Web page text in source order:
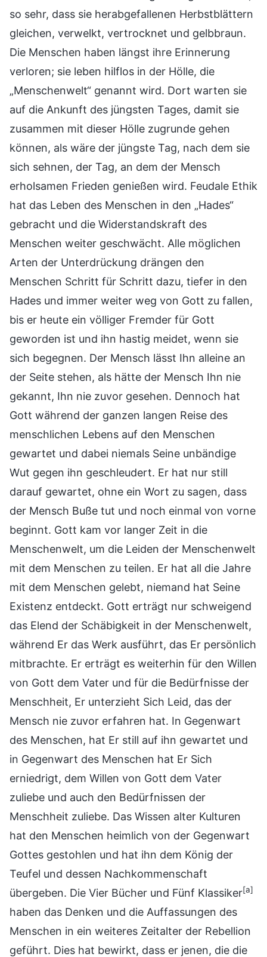
so sehr, dass sie herabgefallenen Herbstblättern
gleichen, verwelkt, vertrocknet und gelbbraun.
Die Menschen haben längst ihre Erinnerung
verloren; sie leben hilflos in der Hölle, die
„Menschenwelt“ genannt wird. Dort warten sie
auf die Ankunft des jüngsten Tages, damit sie
zusammen mit dieser Hölle zugrunde gehen
können, als wäre der jüngste Tag, nach dem sie
sich sehnen, der Tag, an dem der Mensch
erholsamen Frieden genießen wird. Feudale Ethik
hat das Leben des Menschen in den „Hades“
gebracht und die Widerstandskraft des
Menschen weiter geschwächt. Alle möglichen
Arten der Unterdrückung drängen den
Menschen Schritt für Schritt dazu, tiefer in den
Hades und immer weiter weg von Gott zu fallen,
bis er heute ein völliger Fremder für Gott
geworden ist und ihn hastig meidet, wenn sie
sich begegnen. Der Mensch lässt Ihn alleine an
der Seite stehen, als hätte der Mensch Ihn nie
gekannt, Ihn nie zuvor gesehen. Dennoch hat
Gott während der ganzen langen Reise des
menschlichen Lebens auf den Menschen
gewartet und dabei niemals Seine unbändige
Wut gegen ihn geschleudert. Er hat nur still
darauf gewartet, ohne ein Wort zu sagen, dass
der Mensch Buße tut und noch einmal von vorne
beginnt. Gott kam vor langer Zeit in die
Menschenwelt, um die Leiden der Menschenwelt
mit dem Menschen zu teilen. Er hat all die Jahre
mit dem Menschen gelebt, niemand hat Seine
Existenz entdeckt. Gott erträgt nur schweigend
das Elend der Schäbigkeit in der Menschenwelt,
während Er das Werk ausführt, das Er persönlich
mitbrachte. Er erträgt es weiterhin für den Willen
von Gott dem Vater und für die Bedürfnisse der
Menschheit, Er unterzieht Sich Leid, das der
Mensch nie zuvor erfahren hat. In Gegenwart
des Menschen, hat Er still auf ihn gewartet und
in Gegenwart des Menschen hat Er Sich
erniedrigt, dem Willen von Gott dem Vater
zuliebe und auch den Bedürfnissen der
Menschheit zuliebe. Das Wissen alter Kulturen
hat den Menschen heimlich von der Gegenwart
Gottes gestohlen und hat ihn dem König der
Teufel und dessen Nachkommenschaft
übergeben. Die Vier Bücher und Fünf Klassiker[a]
haben das Denken und die Auffassungen des
Menschen in ein weiteres Zeitalter der Rebellion
geführt. Dies hat bewirkt, dass er jenen, die die